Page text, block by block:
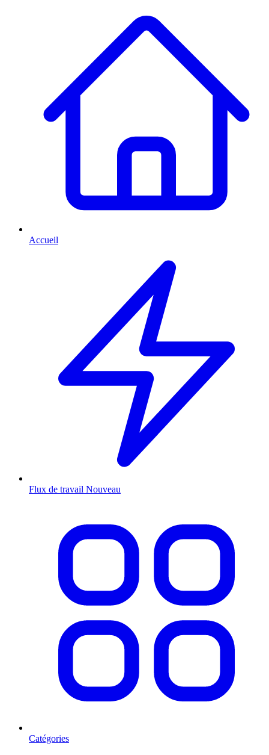
Accueil
Flux de travail Nouveau
Catégories